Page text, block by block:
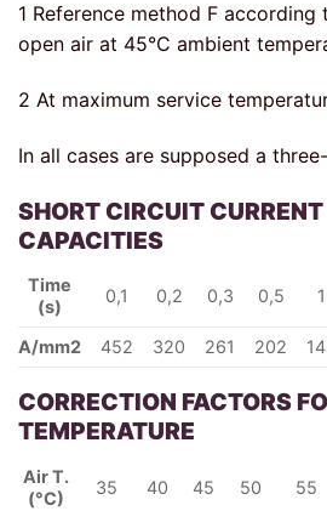
1 Reference method F
open air at 45°C ambient
2 At maximum service
In all cases are supposed a
SHORT CIRCUIT
CAPACITIES
Time
(s)
0,1 0,2 0,3 0,5 1
A/mm2 452 320 261 202
CORRECTION FACTORS
TEMPERATURE
Air T.
(°C)
35 40 45 50 55